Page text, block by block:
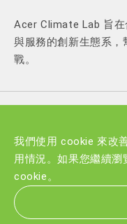
Acer Climate Lab 旨
與服務的創新生態系，
戰。
宏碁官網
我們使用 cookie 來改
用情況。如果您繼續
cookie。